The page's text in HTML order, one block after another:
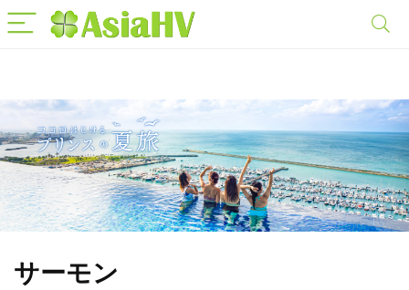
サーモン